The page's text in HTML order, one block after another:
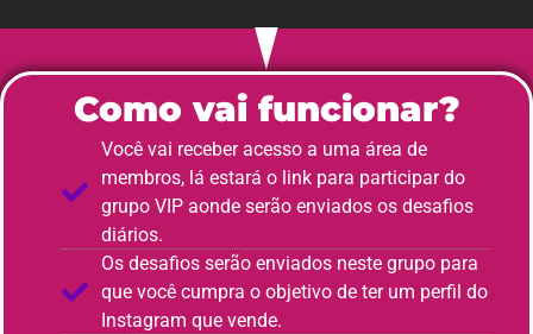
Como vai funcionar?
Você vai receber acesso a uma área de
membros, lá estará o link para participar do
grupo VIP aonde serão enviados os desafios
diários.
Os desafios serão enviados neste grupo para
que você cumpra o objetivo de ter um perfil do
Instagram que vende.